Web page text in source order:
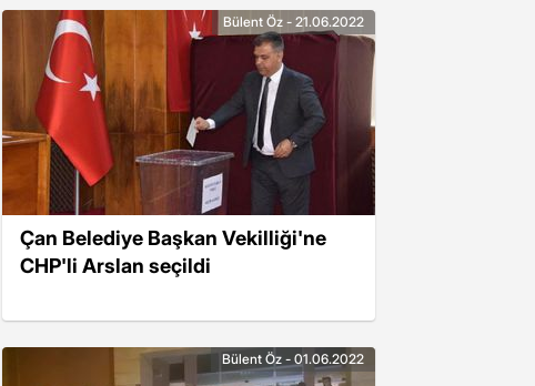
Çan Belediye Başkan Vekilliği'ne
CHP'li Arslan seçildi
Bülent Öz - 21.06.2022
Bülent Öz - 01.06.2022